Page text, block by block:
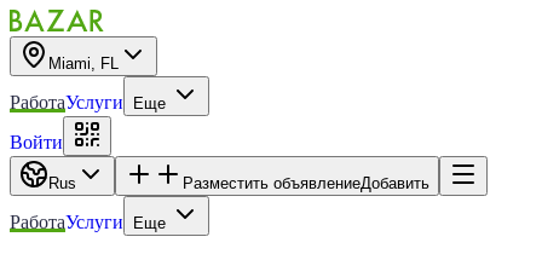
Miami, FL
РаботаУслуги Еще
Войти
Rus Разместить объявлениеДобавить
РаботаУслуги Еще